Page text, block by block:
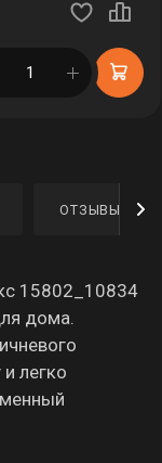
в корзине
ОТЗЫВЫ
15802_10834
дома.
легко